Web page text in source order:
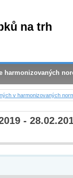
na trh
harmonizovaných
v harmonizovaných
-